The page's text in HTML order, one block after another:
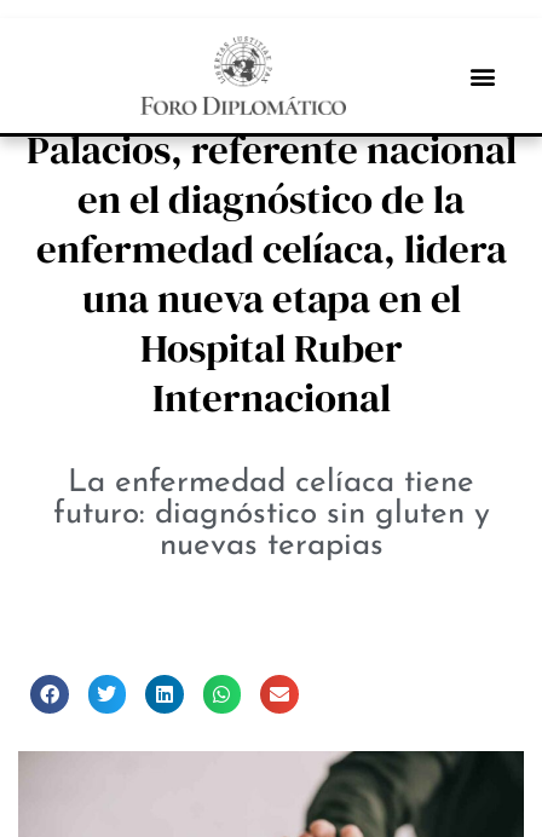
INBOX INTERNACIONAL
La Doctora Natalia López
Palacios, referente nacional
en el diagnóstico de la
enfermedad celíaca, lidera
una nueva etapa en el
Hospital Ruber
Internacional
La enfermedad celíaca tiene
futuro: diagnóstico sin gluten y
nuevas terapias